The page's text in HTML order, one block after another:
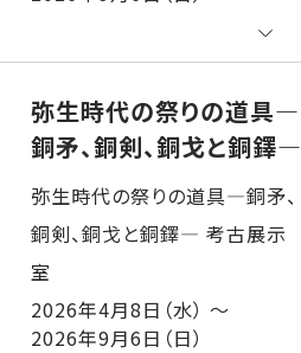
弥生時代の祭りの道具―
銅矛、銅剣、銅戈と銅鐸―
弥生時代の祭りの道具―銅矛、銅剣、銅戈と銅鐸― 考古展示室
2026年4月8日（水） ～
2026年9月6日（日）